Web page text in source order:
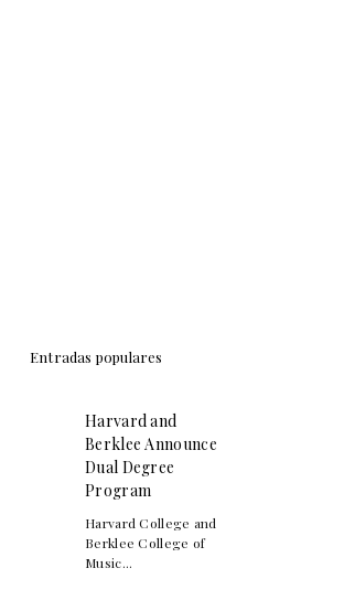
Entradas populares
Harvard and
Berklee Announce
Dual Degree
Program
Harvard College and
Berklee College of
Music...